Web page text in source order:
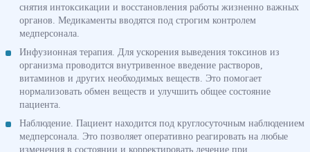
снятия интоксикации и восстановления работы жизненно важных
органов. Медикаменты вводятся под строгим контролем
медперсонала.
Инфузионная терапия. Для ускорения выведения токсинов из
организма проводится внутривенное введение растворов,
витаминов и других необходимых веществ. Это помогает
нормализовать обмен веществ и улучшить общее состояние
пациента.
Наблюдение. Пациент находится под круглосуточным наблюдением
медперсонала. Это позволяет оперативно реагировать на любые
изменения в состоянии и корректировать лечение при